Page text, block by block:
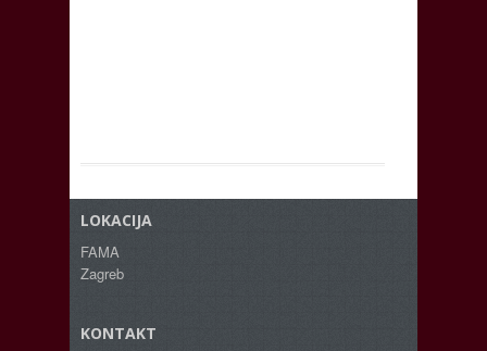
LOKACIJA
FAMA
Zagreb
KONTAKT